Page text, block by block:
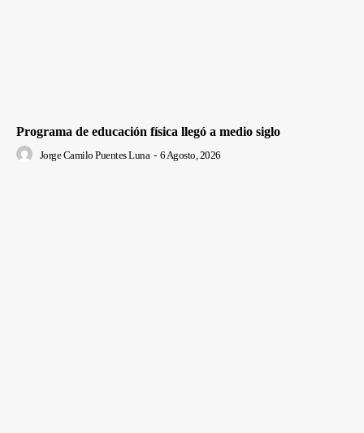
Programa de educación física llegó a medio siglo
Jorge Camilo Puentes Luna - 6 Agosto, 2026